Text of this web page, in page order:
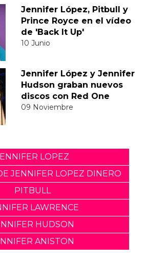
Jennifer López, Pitbull y
Prince Royce en el vídeo
de 'Back It Up'
10 Junio
Jennifer López y Jennifer
Hudson graban nuevos
discos con Red One
09 Noviembre
LOPEZ
JENNIFER LOPEZ DINERO
PITBULL
LAWRENCE
HUDSON
ANISTON